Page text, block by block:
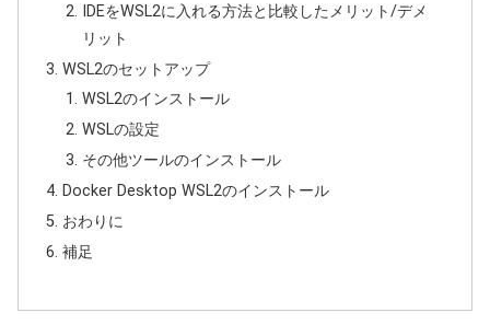
IDEをWSL2に入れる方法と比較したメリット/デメ
リット
WSL2のセットアップ
WSL2のインストール
WSLの設定
その他ツールのインストール
Docker Desktop WSL2のインストール
おわりに
補足